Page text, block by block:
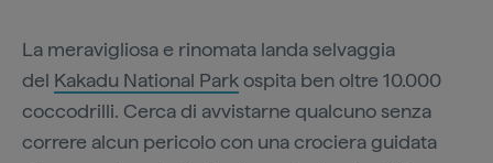
La meravigliosa e rinomata landa selvaggia
del Kakadu National Parkospita ben oltre 10.000
coccodrilli. Cerca di avvistarne qualcuno senza
correre alcun pericolo con una crociera guidata